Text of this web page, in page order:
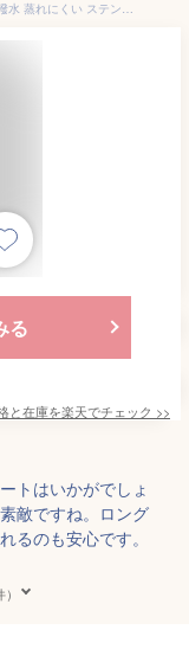
レインコート メンズ レディース ロング丈 防水 撥水 蒸れにくい ステンカラー ロング コート 回転フード 自転車 通勤 通学 レインウェア ビジネス おしゃれ 軽い 透湿 雨具 自転車用レインコート スプリングコート AH-300 3レイヤーステンカラーコート
る
と在庫を楽天でチェック >>
トはいかがでしょ
敵ですね。ロング
るのも安心です。